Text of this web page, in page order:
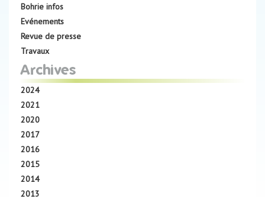
Bohrie infos
Evénements
Revue de presse
Travaux
Archives
2024
2021
2020
2017
2016
2015
2014
2013